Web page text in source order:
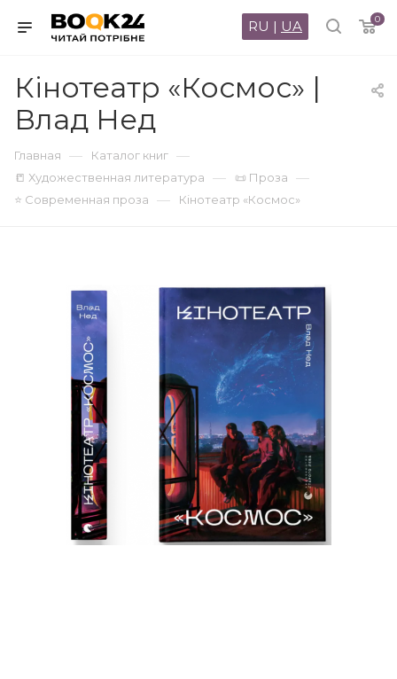
0
RU | UA
Кінотеатр «Космос» |
Влад Нед
Главная — Каталог книг —
📒 Художественная литература — 📜 Проза —
⭐ Современная проза — Кінотеатр «Космос»